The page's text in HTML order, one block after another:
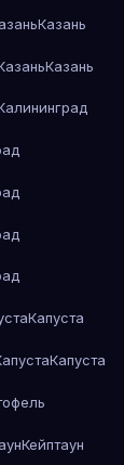
Казань
Казань
Капуста
Капуста
Кейптаун